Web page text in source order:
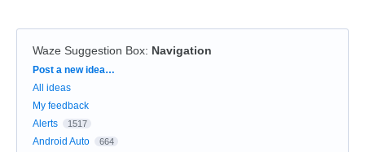
Waze Suggestion Box: Navigation
Categories
Post a new idea…
All ideas
My feedback
Alerts
1517
Android Auto 664